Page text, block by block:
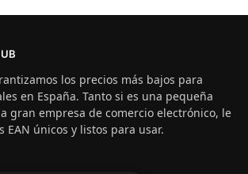
los precios más bajos para
en España. Tanto si es una pequeña
gran empresa de comercio electrónico, le
EAN únicos y listos para usar.